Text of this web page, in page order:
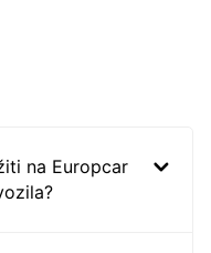
na Europcar